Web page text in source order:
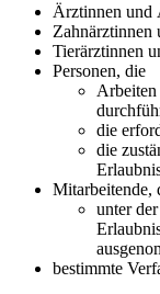
Ärztinnen und
Zahnärztinnen
Tierärztinnen
Personen, die
die
die
Mitarbeitende,
unter
bestimmte